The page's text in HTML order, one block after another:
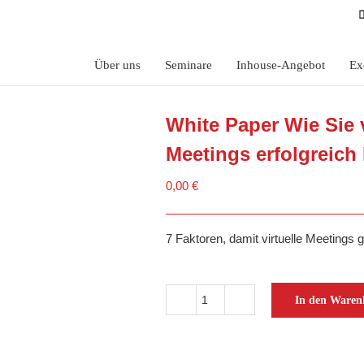
Über uns Seminare Inhouse-Angebot
White Paper Wie Sie
Meetings erfolgreich
0,00 €
7 Faktoren, damit virtuelle Meetings
In den